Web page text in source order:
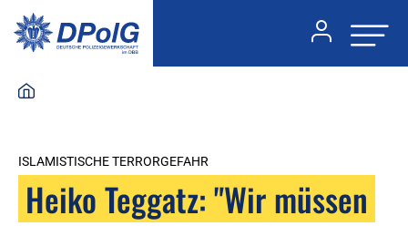
ISLAMISTISCHE TERRORGEFAHR
Heiko Teggatz: "Wir müssen